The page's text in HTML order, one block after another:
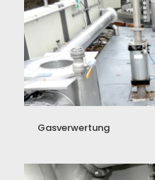
Gasverwertung